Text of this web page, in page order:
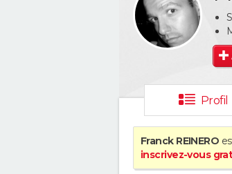
Profil
Franck REINERO
inscrivez-vous